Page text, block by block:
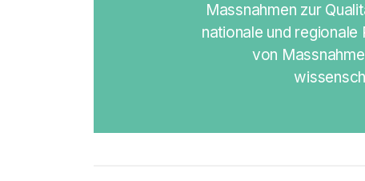
Massnahmen zur
nationale und
von